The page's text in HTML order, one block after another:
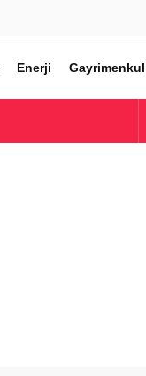
Enerji Gayrimenkul